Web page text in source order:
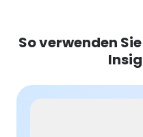
So verwenden